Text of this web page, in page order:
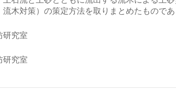
流木対策）の策定方法を取りまとめたものであ
研究室
研究室